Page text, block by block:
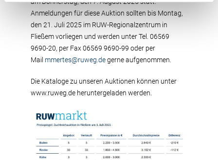
Anmeldungen für diese Auktion sollten bis Montag,
den 21. Juli 2025 im RUW-Regionalzentrum in
Fließem vorliegen und werden unter Tel. 06569
9690-20, per Fax 06569 9690-99 oder per
Mail mmertes@ruweg.degerne aufgenommen.
Die Kataloge zu unseren Auktionen können unter
www.ruweg.de heruntergeladen werden.